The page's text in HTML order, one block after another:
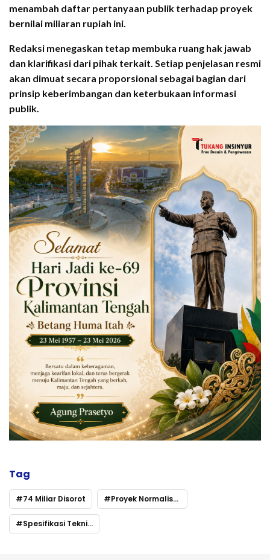
menambah daftar pertanyaan publik terhadap proyek
bernilai miliaran rupiah ini.
Redaksi menegaskan tetap membuka ruang hak jawab
dan klarifikasi dari pihak terkait. Setiap penjelasan resmi
akan dimuat secara proporsional sebagai bagian dari
prinsip keberimbangan dan keterbukaan informasi
publik.
Tag
74 Miliar Disorot Proyek Normalisasi Sungai Rp1
Spesifikasi Teknis hingga Dugaan Keterlambatan Dipertanyakan